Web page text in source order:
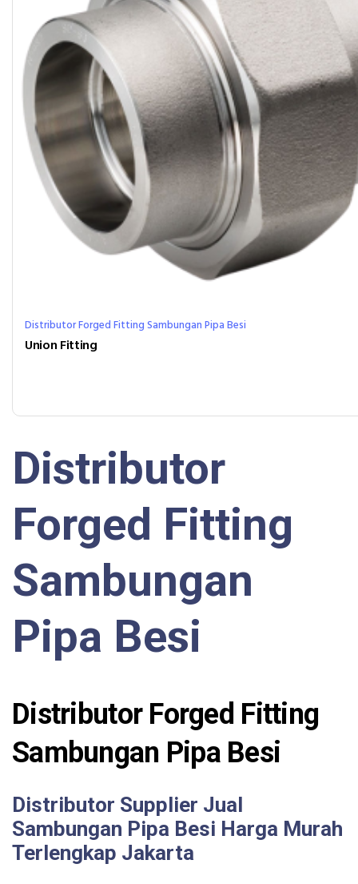
Distributor
Forged Fitting
Sambungan
Pipa Besi
Distributor Forged Fitting
Sambungan Pipa Besi
Distributor Supplier Jual
Sambungan Pipa Besi Harga Murah
Terlengkap Jakarta
Distributor Forged Fitting Sambungan Pipa Besi
Union Fitting